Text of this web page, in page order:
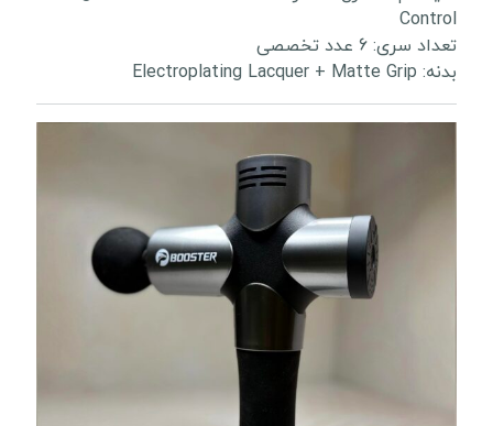
Control
تعداد سری: 6 عدد تخصصی
بدنه: Electroplating Lacquer + Matte Grip